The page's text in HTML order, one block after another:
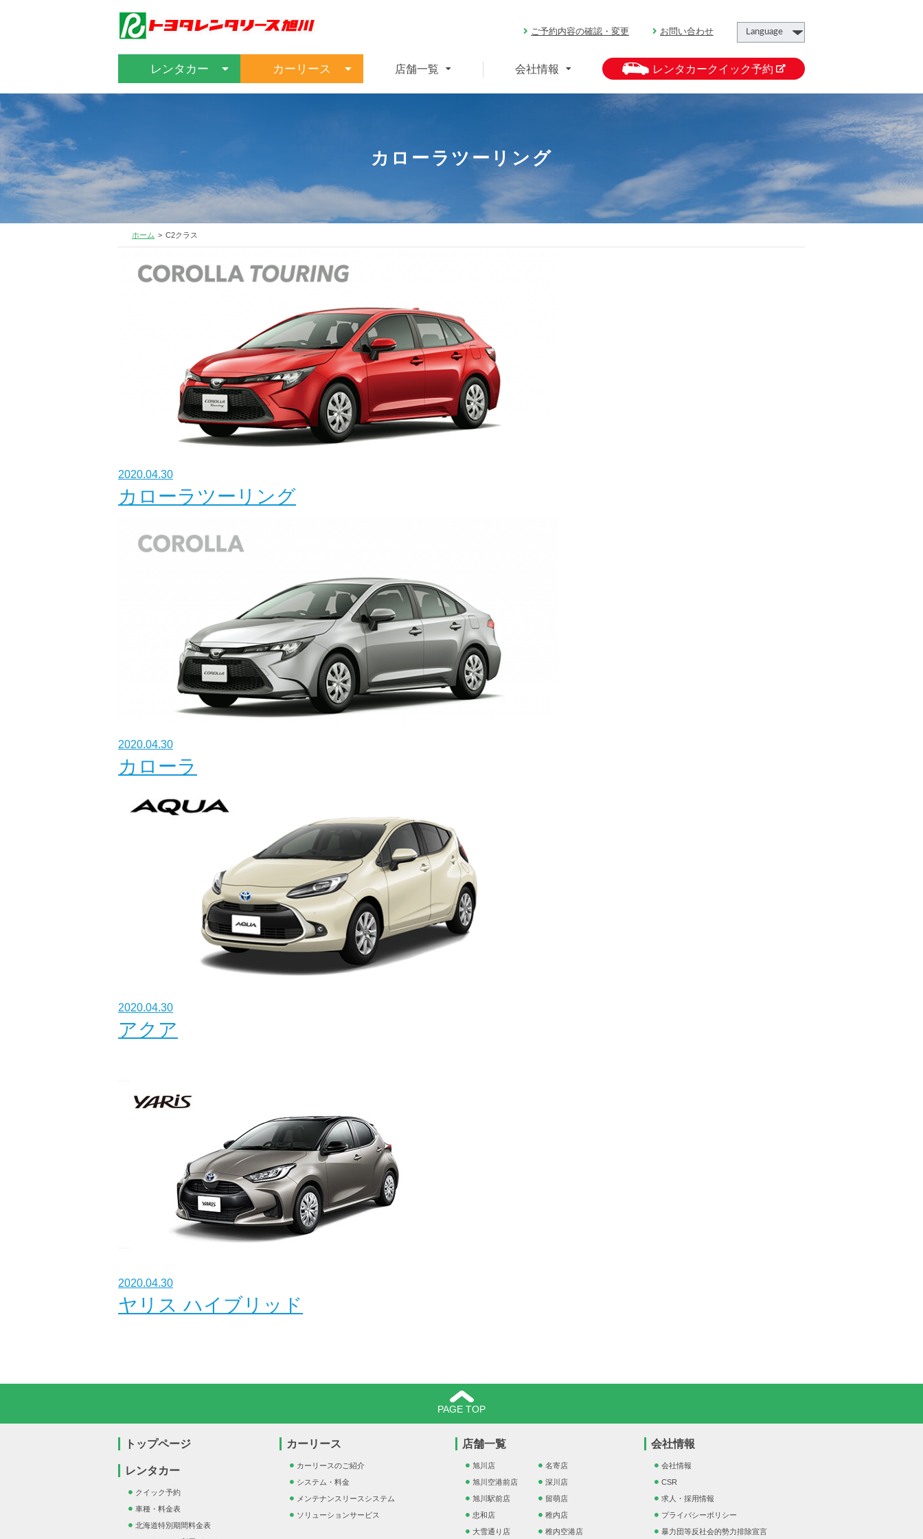
ご予約内容の確認・変更 お問い合わせ
レンタカー カーリース 店舗一覧 会社情報 レンタカークイック予約
カローラツーリング
ホーム C2クラス
2020.04.30
カローラツーリング
2020.04.30
カローラ
2020.04.30
アクア
2020.04.30
ヤリス ハイブリッド
PAGE TOP
トップページ
レンタカー
クイック予約
車種・料金表
北海道特別期間料金表
カーリース
カーリースのご紹介
システム・料金
メンテナンスリースシステム
ソリューションサービス
店舗一覧
旭川店
旭川空港前店
旭川駅前店
忠和店
大雪通り店
名寄店
深川店
留萌店
稚内店
稚内空港店
会社情報
会社情報
CSR
求人・採用情報
プライバシーポリシー
暴力団等反社会的勢力排除宣言